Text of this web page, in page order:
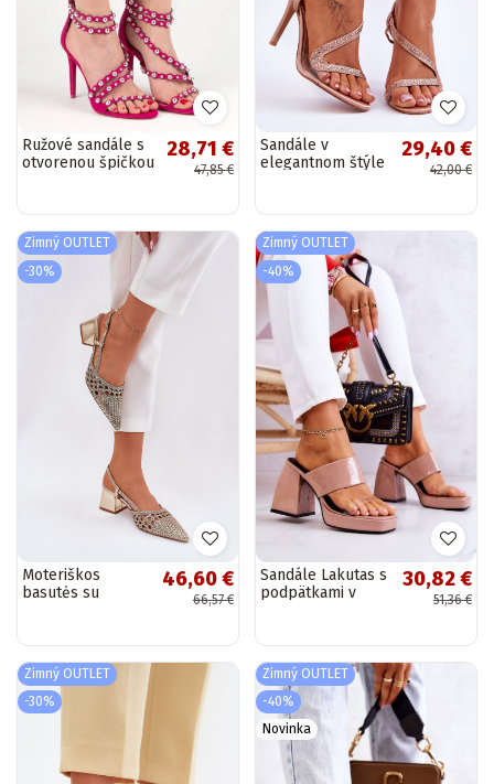
Ružové sandále s
otvorenou špičkou
28,71 €
47,85 €
Sandále v
elegantnom štýle
29,40 €
42,00 €
Zimný OUTLET
-30%
Moteriškos
basutės su
46,60 €
66,57 €
Zimný OUTLET
-40%
Sandále Lakutas s
podpätkami v
30,82 €
51,36 €
Zimný OUTLET
-30%
Zimný OUTLET
-40%
Novinka